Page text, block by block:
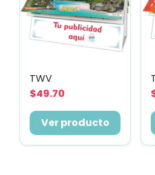
TWV
$49.70
Ver producto